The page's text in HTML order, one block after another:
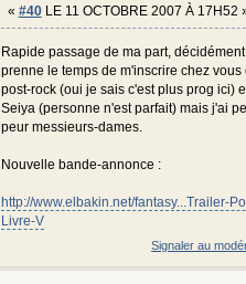
« #40LE 11 OCTOBRE 2007 À 17H52
Rapide passage de ma part,
prenne le temps de m'inscrire chez vous
post-rock (oui je sais c'est plus prog ici)
Seiya (personne n'est parfait) mais j'ai
peur messieurs-dames.
Nouvelle bande-annonce :
http://www.elbakin.net/fantasy...Trailer-
Livre-V
Signaler au